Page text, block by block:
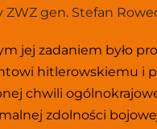
ZWZ gen. Stefan
jej zadaniem było
hitlerowskiemu i
chwili
zdolności bojowej